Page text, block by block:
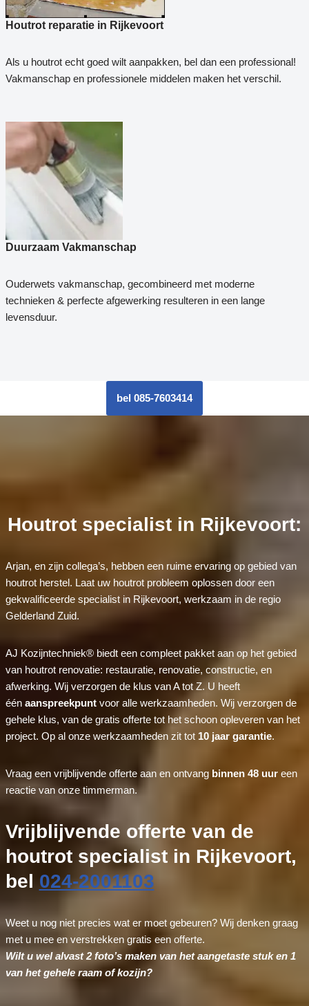
Houtrot reparatie in Rijkevoort
Als u houtrot echt goed wilt aanpakken, bel dan een professional!
Vakmanschap en professionele middelen maken het verschil.
Duurzaam Vakmanschap
Ouderwets vakmanschap, gecombineerd met moderne
technieken & perfecte afgewerking resulteren in een lange
levensduur.
bel 085-7603414
Houtrot specialist in Rijkevoort:
Arjan, en zijn collega’s, hebben een ruime ervaring op gebied van
houtrot herstel. Laat uw houtrot probleem oplossen door een
gekwalificeerde specialist in Rijkevoort, werkzaam in de regio
Gelderland Zuid.
AJ Kozijntechniek® biedt een compleet pakket aan op het gebied
van houtrot renovatie: restauratie, renovatie, constructie, en
afwerking. Wij verzorgen de klus van A tot Z. U heeft
één aanspreekpuntvoor alle werkzaamheden. Wij verzorgen de
gehele klus, van de gratis offerte tot het schoon opleveren van het
project. Op al onze werkzaamheden zit tot 10 jaar garantie.
Vraag een vrijblijvende offerte aan en ontvang binnen 48 uureen
reactie van onze timmerman.
Vrijblijvende offerte van de
houtrot specialist in Rijkevoort,
bel 024-2001103
Weet u nog niet precies wat er moet gebeuren? Wij denken graag
met u mee en verstrekken gratis een offerte.
Wilt u wel alvast 2 foto’s maken van het aangetaste stuk en 1
van het gehele raam of kozijn?